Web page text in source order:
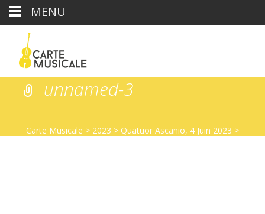
unnamed-3
Carte Musicale > 2023 > Quatuor Ascanio, 4 Juin 2023 >
MENU